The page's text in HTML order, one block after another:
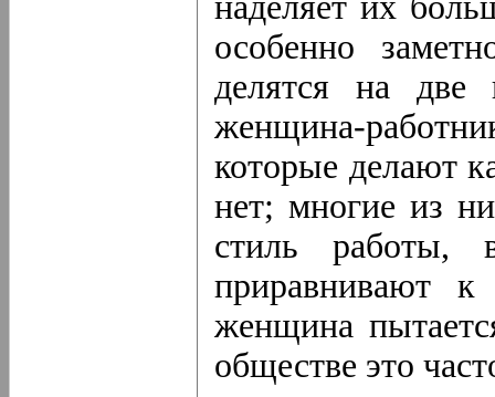
особенно
делятся на две
женщина-
которые делают
нет; многие из
стиль работы,
приравнивают
женщина
обществе это